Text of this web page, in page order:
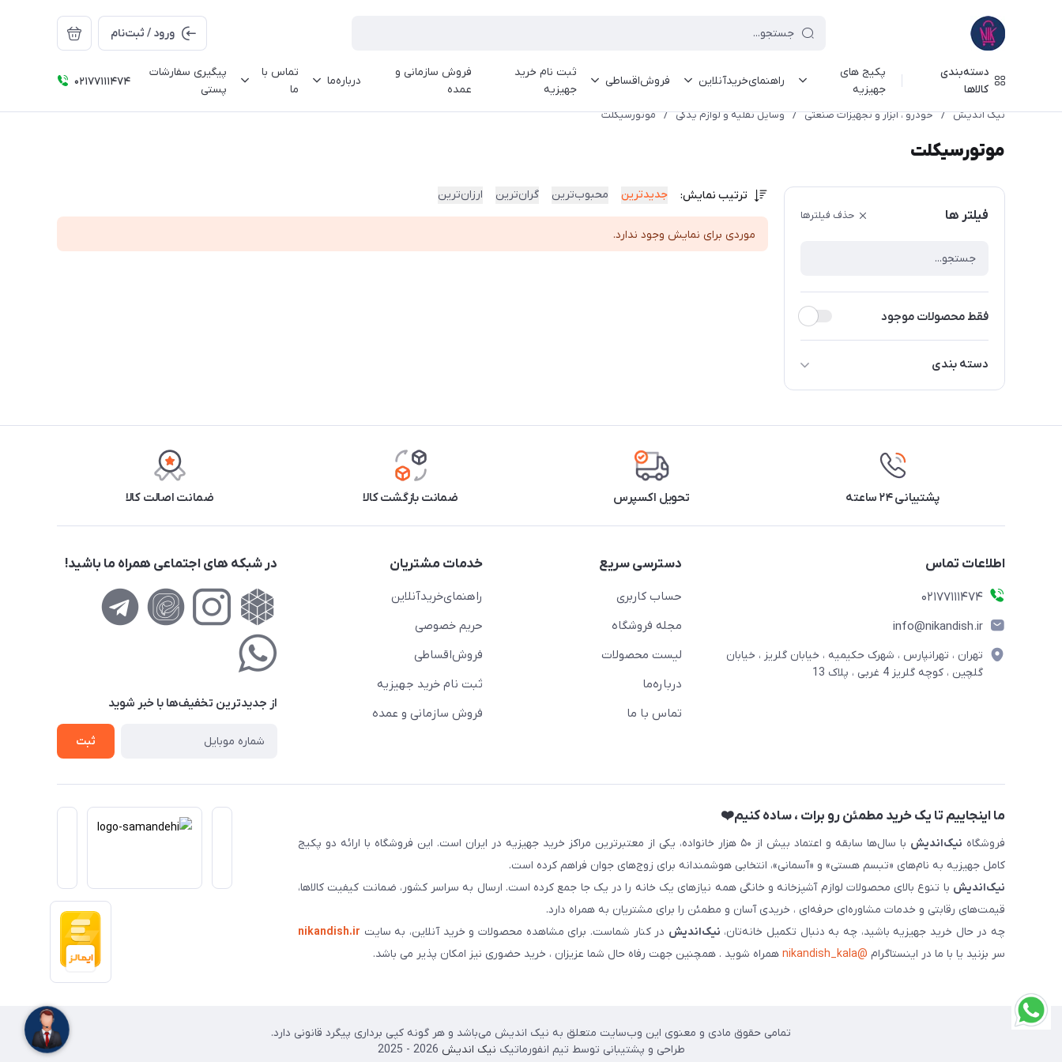
ورود / ثبت‌نام
دسته‌بندی
کالاها
پکیج های
جهیزیه
راهنمای‌خرید‌آنلاین فروش‌اقساطی
ثبت نام خرید
جهیزیه
فروش سازمانی و
عمده
درباره‌ما
تماس با
ما
پیگیری سفارشات
پستی
02177111474
نیک اندیش / خودرو ، ابزار و تجهیزات صنعتی / وسایل نقلیه و لوازم یدکی / موتورسیکلت
موتورسیکلت
فیلتر ها حذف فیلترها
فقط محصولات موجود
دسته بندی
لوازم جانبی موتور سیکلت
لوازم یدکی موتور سیکلت
ترتیب نمایش: جدیدترین محبوب‌ترین گران‌ترین ارزان‌ترین
موردی برای نمایش وجود ندارد.
پشتیبانی ۲۴ ساعته تحویل اکسپرس ضمانت بازگشت کالا ضمانت اصالت کالا
اطلاعات تماس
02177111474
info@nikandish.ir
تهران ، تهرانپارس ، شهرک حکیمیه ، خیابان گلریز ، خیابان
گلچین ، کوچه گلریز 4 غربی ، پلاک 13
دسترسی سریع
حساب کاربری
مجله فروشگاه
لیست محصولات
درباره‌ما
تماس با ما
خدمات مشتریان
راهنمای‌خرید‌آنلاین
حریم خصوصی
فروش‌اقساطی
ثبت نام خرید جهیزیه
فروش سازمانی و عمده
در شبکه های اجتماعی همراه ما باشید!
از جدید‌ترین تخفیف‌ها با‌ خبر شوید
ثبت
ما اینجاییم تا یک خرید مطمئن رو برات ، ساده کنیم❤️
فروشگاه نیک‌اندیش
با سال‌ها سابقه و اعتماد بیش از ۵۰ هزار خانواده، یکی از معتبرترین مراکز خرید جهیزیه در ایران است. این فروشگاه با ارائه دو پکیج
کامل جهیزیه به نام‌های «تبسم هستی» و «آسمانی»، انتخابی هوشمندانه برای زوج‌های جوان فراهم کرده است.
نیک‌اندیش با تنوع بالای محصولات لوازم آشپزخانه و خانگی همه نیازهای یک خانه را در یک جا جمع کرده است. ارسال به سراسر کشور، ضمانت کیفیت کالاها،
قیمت‌های رقابتی و خدمات مشاوره‌ای حرفه‌ای ، خریدی آسان و مطمئن را برای مشتریان به همراه دارد.
چه در حال خرید جهیزیه باشید، چه به دنبال تکمیل خانه‌تان، نیک‌اندیش در کنار شماست. برای مشاهده محصولات و خرید آنلاین، به سایت nikandish.ir
سر بزنید یا با ما در اینستاگرام @nikandish_kala همراه شوید . همچنین جهت رفاه حال شما عزیزان ، خرید حضوری نیز امکان پذیر می باشد.
تمامی حقوق مادی و معنوی این وب‌سایت متعلق به نیک اندیش می‌باشد و هر گونه کپی برداری پیگرد قانونی دارد.
طراحی و پشتیبانی توسط تیم انفورماتیک نیک اندیش 2026 - 2025